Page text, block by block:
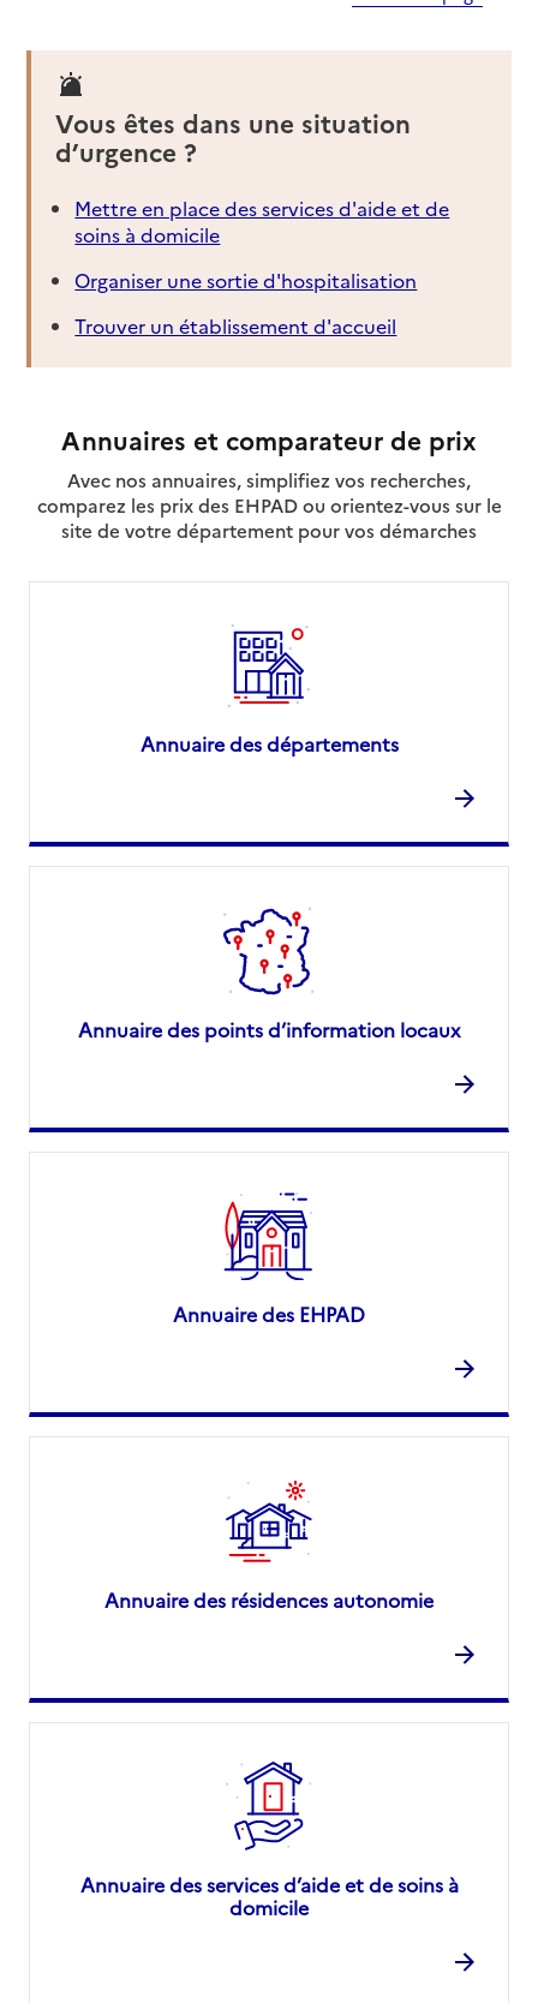
Vous êtes dans une situation
d’urgence ?
Mettre en place des services d'aide et de
soins à domicile
Organiser une sortie d'hospitalisation
Trouver un établissement d'accueil
Annuaires et comparateur de prix
Avec nos annuaires, simplifiez vos recherches,
comparez les prix des EHPAD ou orientez-vous sur le
site de votre département pour vos démarches
Annuaire des départements
Annuaire des points d’information locaux
Annuaire des EHPAD
Annuaire des résidences autonomie
Annuaire des services d’aide et de soins à
domicile